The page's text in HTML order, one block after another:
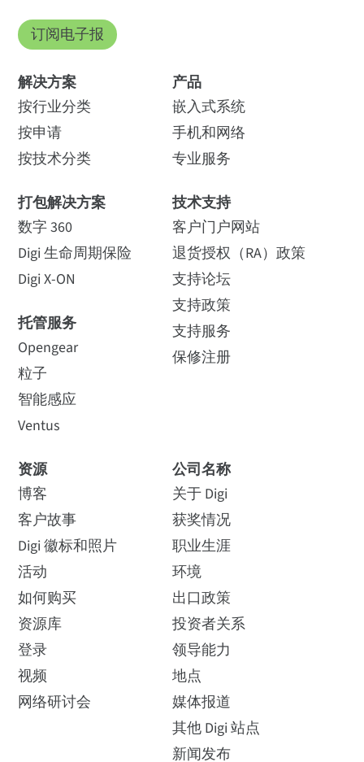
订阅电子报
解决方案
按行业分类
按申请
按技术分类
打包解决方案
数字 360
Digi 生命周期保险
Digi X-ON
托管服务
Opengear
粒子
智能感应
Ventus
产品
嵌入式系统
手机和网络
专业服务
技术支持
客户门户网站
退货授权（RA）政策
支持论坛
支持政策
支持服务
保修注册
资源
博客
客户故事
Digi 徽标和照片
活动
如何购买
资源库
登录
视频
网络研讨会
公司名称
关于 Digi
获奖情况
职业生涯
环境
出口政策
投资者关系
领导能力
地点
媒体报道
其他 Digi 站点
新闻发布